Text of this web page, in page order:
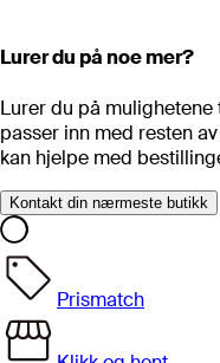
Lurer du på noe mer?
Lurer du på
passer inn med resten
kan hjelpe med
Kontakt din nærmeste butikk
Prismatch